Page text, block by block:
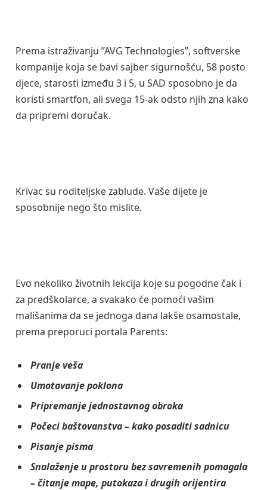
Prema istraživanju ”AVG Technologies”, softverske
kompanije koja se bavi sajber sigurnošću, 58 posto
djece, starosti između 3 i 5, u SAD sposobno je da
koristi smartfon, ali svega 15-ak odsto njih zna kako
da pripremi doručak.
Krivac su roditeljske zablude. Vaše dijete je
sposobnije nego što mislite.
Evo nekoliko životnih lekcija koje su pogodne čak i
za predškolarce, a svakako će pomoći vašim
mališanima da se jednoga dana lakše osamostale,
prema preporuci portala Parents:
Pranje veša
Umotavanje poklona
Pripremanje jednostavnog obroka
Počeci baštovanstva – kako posaditi sadnicu
Pisanje pisma
Snalaženje u prostoru bez savremenih pomagala
– čitanje mape, putokaza i drugih orijentira